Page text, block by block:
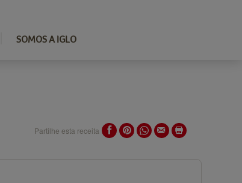
SOMOS A IGLO
Partilhe esta receita